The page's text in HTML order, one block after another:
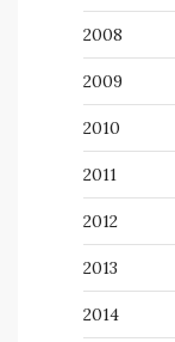
2008
2009
2010
2011
2012
2013
2014